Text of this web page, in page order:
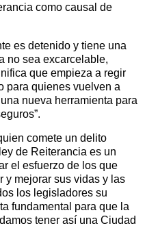
como causal de
es detenido y tiene una
no sea excarcelable,
que empieza a regir
para quienes vuelven a
nueva herramienta para
comete un delito
de Reiterancia es un
el esfuerzo de los que
y mejorar sus vidas y las
los legisladores su
fundamental para que la
tener así una Ciudad